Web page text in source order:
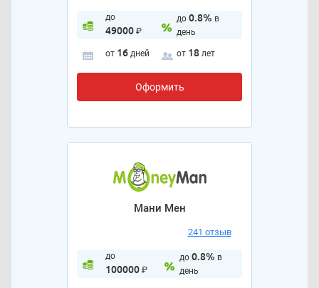
до
49000₽
до 0.8% в
день
от 16 дней от 18 лет
Оформить
Мани Мен
241 отзыв
до
100000₽
до 0.8% в
день